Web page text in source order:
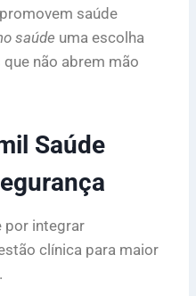
saúde
saúde uma escolha
não abrem mão
Saúde
por integrar
clínica para maior